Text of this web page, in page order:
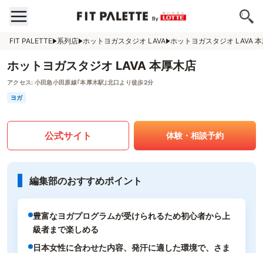
FIT PALETTE 系列店 ホットヨガスタジオ LAVA ホットヨガスタジオ LAVA
ホットヨガスタジオ LAVA 本厚木店
アクセス: 小田急小田原線｢本厚木駅｣北口より徒歩2分
ヨガ
公式サイト 体験・相談予約
編集部のおすすめポイント
豊富なヨガプログラムが受けられるため初心者から上
級者まで楽しめる
日本女性に合わせた内容、発汗に適した環境で、さま